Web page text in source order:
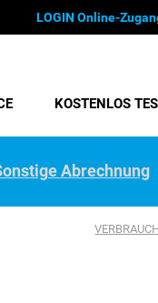
LOGIN Online-
KOSTENLOS
Abrechnung